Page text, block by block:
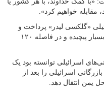
خواهیم کرد».
«گلکسی لیدر» پرداخت و
اظهار داشت که این عملیات در شرایطی بسیار پیچیده و در فاصله ۱۲۰
اسرائیلی توانسته بود یک
اسرائیلی را بعد از
یمن انتقال دهد.